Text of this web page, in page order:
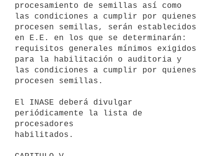
procesamiento de semillas así como
las condiciones a cumplir por quienes
procesen semillas, serán establecidos
en E.E. en los que se determinarán:
requisitos generales mínimos exigidos
para la habilitación o auditoria y
las condiciones a cumplir por quienes
procesen semillas.
El INASE deberá divulgar
periódicamente la lista de
procesadores
habilitados.